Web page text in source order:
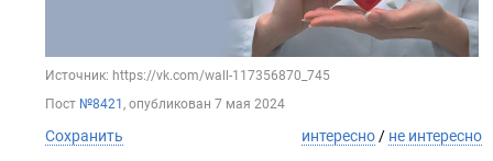
Источник: https://vk.com/wall-117356870_745
Пост №8421, опубликован 7 мая 2024
Сохранить интересно / не интересно